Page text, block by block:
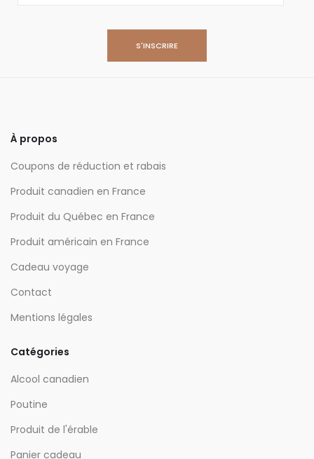
À propos
Coupons de réduction et rabais
Produit canadien en France
Produit du Québec en France
Produit américain en France
Cadeau voyage
Contact
Mentions légales
Catégories
Alcool canadien
Poutine
Produit de l'érable
Panier cadeau